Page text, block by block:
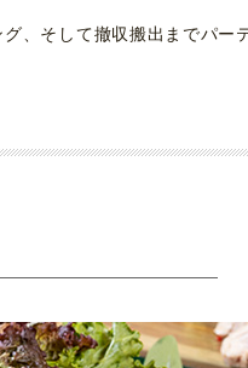
、そして撤収搬出までパ